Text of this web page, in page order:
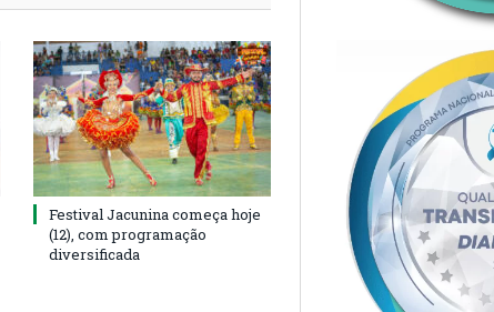
Festival Jacunina começa hoje
(12), com programação
diversificada